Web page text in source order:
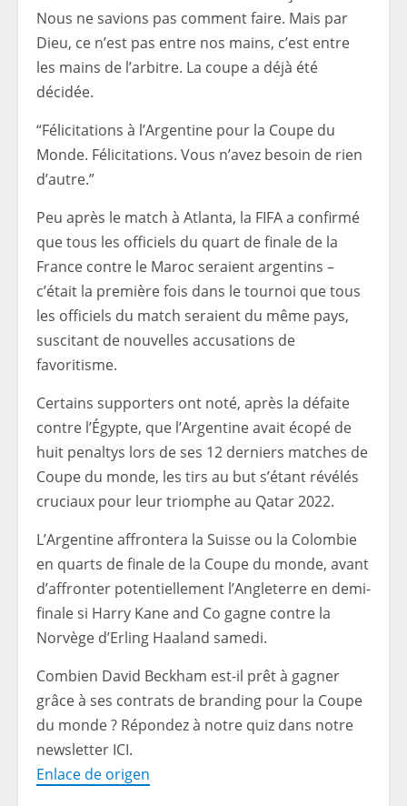
Nous ne savions pas comment faire. Mais par
Dieu, ce n’est pas entre nos mains, c’est entre
les mains de l’arbitre. La coupe a déjà été
décidée.
“Félicitations à l’Argentine pour la Coupe du
Monde. Félicitations. Vous n’avez besoin de rien
d’autre.”
Peu après le match à Atlanta, la FIFA a confirmé
que tous les officiels du quart de finale de la
France contre le Maroc seraient argentins –
c’était la première fois dans le tournoi que tous
les officiels du match seraient du même pays,
suscitant de nouvelles accusations de
favoritisme.
Certains supporters ont noté, après la défaite
contre l’Égypte, que l’Argentine avait écopé de
huit penaltys lors de ses 12 derniers matches de
Coupe du monde, les tirs au but s’étant révélés
cruciaux pour leur triomphe au Qatar 2022.
L’Argentine affrontera la Suisse ou la Colombie
en quarts de finale de la Coupe du monde, avant
d’affronter potentiellement l’Angleterre en demi-
finale si Harry Kane and Co gagne contre la
Norvège d’Erling Haaland samedi.
Combien David Beckham est-il prêt à gagner
grâce à ses contrats de branding pour la Coupe
du monde ? Répondez à notre quiz dans notre
newsletter ICI.
Enlace de origen